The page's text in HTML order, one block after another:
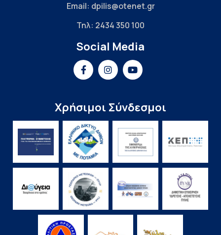
Email: dpilis@otenet.gr
Τηλ: 2434 350 100
Social Media
Χρήσιμοι Σύνδεσμοι